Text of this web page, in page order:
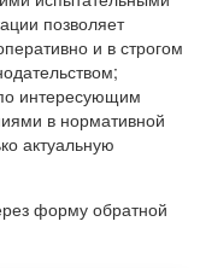
позволяет
и в строгом
интересующим
в нормативной
актуальную
форму обратной